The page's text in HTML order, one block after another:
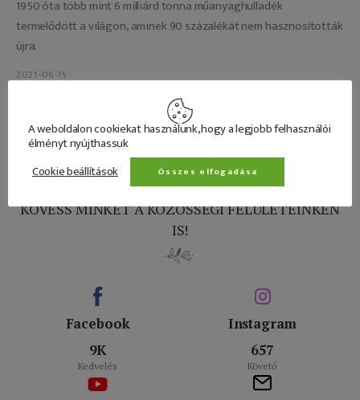
1950 óta több mint 6 milliárd tonna műanyaghulladék
termelődött a világon, aminek 90 százalékát nem hasznosították
újra.
2021-06-15
KÖVESS MINKET A KÖZÖSSÉGI FELÜLETEINKEN
IS!
Facebook
9K
Kedvelés
Instagram
657
Követő
A weboldalon cookiekat használunk, hogy a legjobb felhasználói
élményt nyújthassuk
Cookie beállítások
Összes elfogadása